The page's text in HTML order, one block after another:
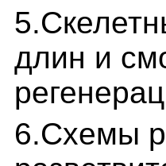
длин и
6.Схемы